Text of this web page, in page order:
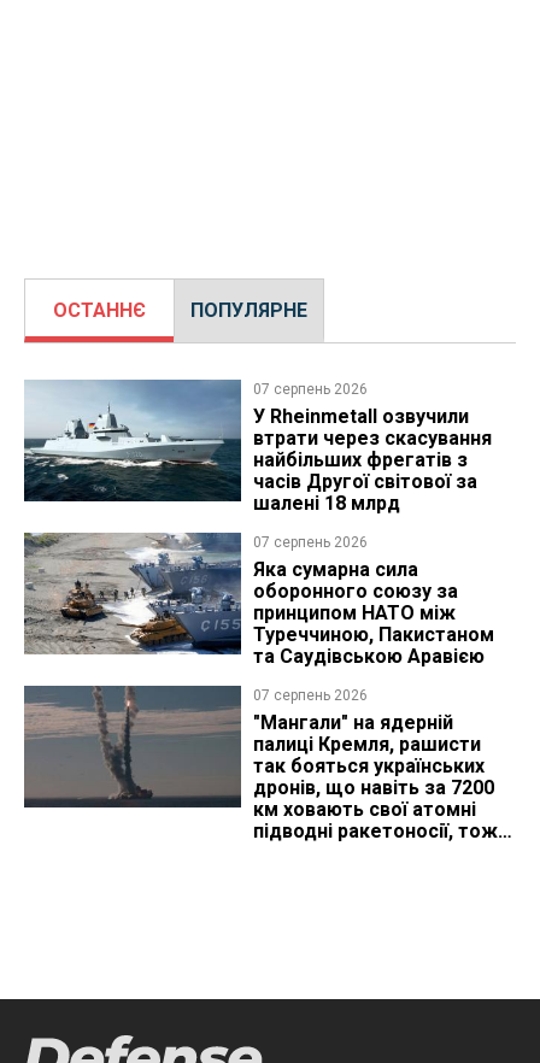
ОСТАННЄ ПОПУЛЯРНЕ
07 серпень 2026
У Rheinmetall озвучили
втрати через скасування
найбільших фрегатів з
часів Другої світової за
шалені 18 млрд
07 серпень 2026
Яка сумарна сила
оборонного союзу за
принципом НАТО між
Туреччиною, Пакистаном
та Саудівською Аравією
07 серпень 2026
"Мангали" на ядерній
палиці Кремля, рашисти
так бояться українських
дронів, що навіть за 7200
км ховають свої атомні
підводні ракетоносії, тож